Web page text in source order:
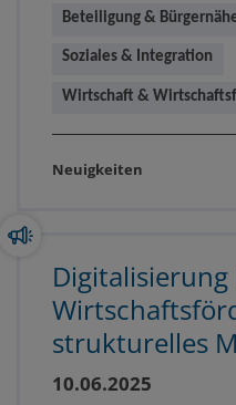
Beteiligung &
Soziales & Integration
Wirtschaft &
Neuigkeiten
Digitalisierung
strukturelles
10.06.2025